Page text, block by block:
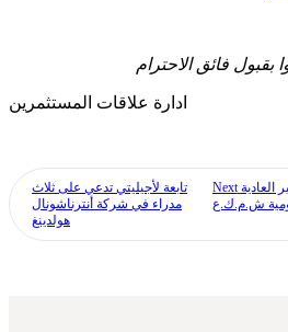
ادارة علاقات المستثمرين
تابعة لأجيليتي تدعي على ثلاث
مدراء في شركة أنترناشونال
هولدينغ
Next العادية
ش.م.ك.ع